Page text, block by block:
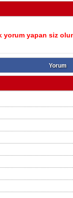
yorum yapan siz
Yorum